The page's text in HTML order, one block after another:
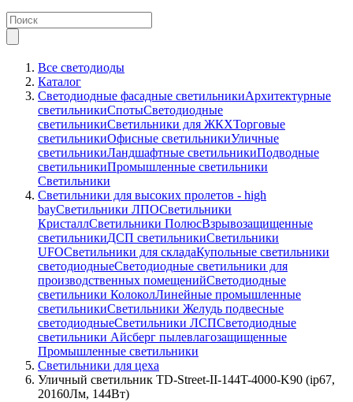
Все светодиоды
Каталог
Светодиодные фасадные светильникиАрхитектурные
светильникиСпотыСветодиодные
светильникиСветильники для ЖКХТорговые
светильникиОфисные светильникиУличные
светильникиЛандшафтные светильникиПодводные
светильникиПромышленные светильники
Светильники
Светильники для высоких пролетов - high
bayСветильники ЛПОСветильники
КристаллСветильники ПолюсВзрывозащищенные
светильникиДСП светильникиСветильники
UFOСветильники для складаКупольные светильники
светодиодныеСветодиодные светильники для
производственных помещенийСветодиодные
светильники КолоколЛинейные промышленные
светильникиСветильники Желудь подвесные
светодиодныеСветильники ЛСПСветодиодные
светильники Айсберг пылевлагозащищенные
Промышленные светильники
Светильники для цеха
Уличный светильник TD-Street-II-144T-4000-K90 (ip67,
20160Лм, 144Вт)